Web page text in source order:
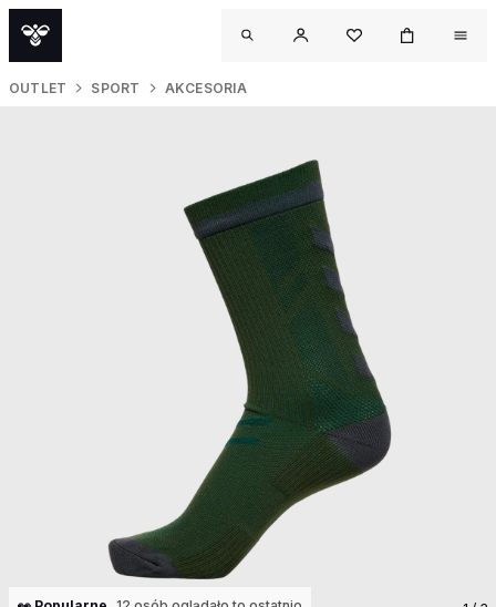
OUTLET SPORT AKCESORIA